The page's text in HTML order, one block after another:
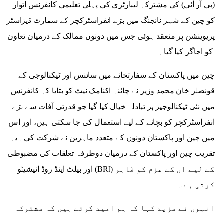
(بی آر آئی) کی مشترکہ لیبارٹری کی پہلی تعلیمی کانفرنس اتوار
کو چین کے شہر نانجنگ میں بڑے انفراسٹرکچر کے سمارٹ ڈیزاسٹر
پریوینشن پر منعقد ہوئی جس میں دونوں ممالک کے درمیان تعاون
چین میں پاکستان کے سفارتخانے میں سائنس اور ٹیکنالوجی کے
قونصلر خان محمد وزیر نے چائنہ اکنامک نیٹ کو بتایا کہ کانفرنس
میں نئی ٹیکنالوجیز پر تبادلہ خیال کیا گیا جو قدرتی آفات سے بڑے
انفراسٹرکچر کو بچانے کے لیے استعمال کی جا سکتی ہیں، اور اس
میں چین اور پاکستان دونوں کے متعدد ماہرین نے شرکت کی۔ یہ
تقریب چین اور پاکستان کے درمیان دوطرفہ تعلقات کی مضبوطی
اور بیلٹ اینڈ روڈ انیشیٹو (BRI) کے لیے ان کے عزم کو ظاہر
کرتی ہے۔
انہوں نے مزید کہا کہ ہم امید کرتے ہیں کہ مشترکہ